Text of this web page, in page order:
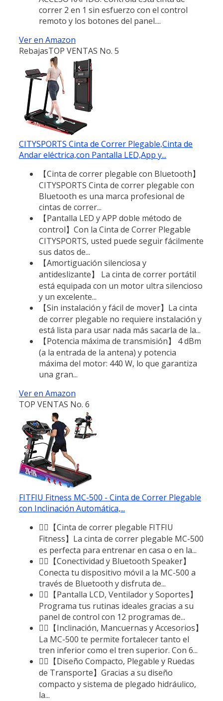
correr 2 en 1 sin esfuerzo con el control
remoto y los botones del panel....
Ver en Amazon
RebajasTOP VENTAS No. 5
CITYSPORTS Cinta de Correr Plegable,Cinta de
Andar eléctrica,con Pantalla LED,App y...
【Cinta de correr plegable con Bluetooth】
CITYSPORTS Cinta de correr plegable con
Bluetooth es una marca profesional de
cintas de correr...
【Pantalla LED y APP doble método de
control】Con la Cinta de Correr Plegable
CITYSPORTS, usted puede seguir fácilmente
sus datos de...
【Amortiguación silenciosa y
antideslizante】 La cinta de correr portátil
está equipada con un motor ultra silencioso
y un excelente...
【Sin instalación y fácil de mover】La cinta
de correr plegable no requiere instalación y
está lista para usar nada más sacarla de la...
【Potencia máxima de transmisión】 4 dBm
(a la entrada de la antena) y potencia
máxima del motor: 440 W, lo que garantiza
una gran...
Ver en Amazon
TOP VENTAS No. 6
FITFIU Fitness MC-500 - Cinta de Correr Plegable
con Inclinación Automática,...
🏃‍♂️【Cinta de correr plegable FITFIU
Fitness】La cinta de correr plegable MC-500
es perfecta para entrenar en casa o en la...
🏃‍♂️【Conectividad y Bluetooth Speaker】
Conecta tu dispositivo móvil a la MC-500 a
través de Bluetooth y disfruta de...
🏃‍♂️【Pantalla LCD, Ventilador y Soportes】
Programa tus rutinas ideales gracias a su
panel de control con 12 programas de...
🏃‍♂️【Inclinación, Mancuernas y Accesorios】
La MC-500 te permite fortalecer tanto el
tren inferior como el tren superior. Con 6...
🏃‍♂️【Diseño Compacto, Plegable y Ruedas
de Transporte】Gracias a su diseño
compacto y sistema de plegado hidráulico,
la...